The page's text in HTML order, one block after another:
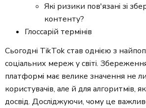
Які ризики пов'язані зі
контенту?
Глоссарій термінів
Сьогодні TikTok став однією з
соціальних мереж у світі.
платформі має велике значення не
користувачів, але й для алгоритмів,
досвід. Досліджуючи, чому це